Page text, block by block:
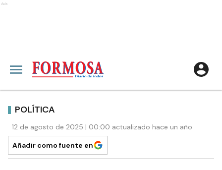
Ads
POLÍTICA
12 de agosto de 2025 | 00:00 actualizado hace un año
Añadir como fuente en